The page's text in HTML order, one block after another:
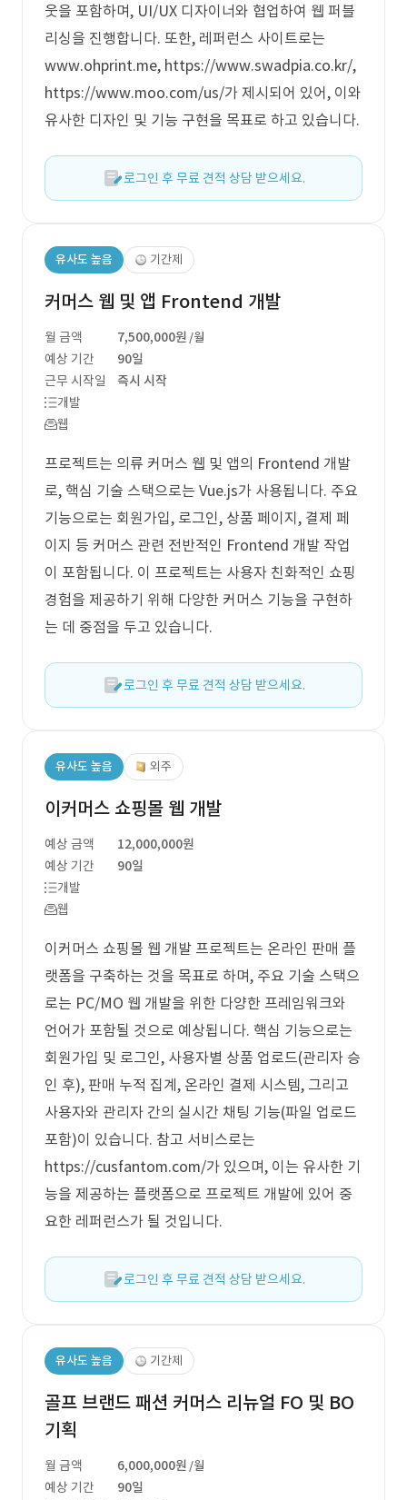
웃을 포함하며, UI/UX 디자이너와 협업하여 웹 퍼블
리싱을 진행합니다. 또한, 레퍼런스 사이트로는
www.ohprint.me, https://www.swadpia.co.kr/,
https://www.moo.com/us/가 제시되어 있어, 이와
유사한 디자인 및 기능 구현을 목표로 하고 있습니다.
로그인 후 무료 견적 상담 받으세요.
유사도 높음 기간제
커머스 웹 및 앱 Frontend 개발
월 금액 7,500,000원 /월
예상 기간
90일
근무 시작일
즉시 시작
개발
웹
프로젝트는 의류 커머스 웹 및 앱의 Frontend 개발
로, 핵심 기술 스택으로는 Vue.js가 사용됩니다. 주요
기능으로는 회원가입, 로그인, 상품 페이지, 결제 페
이지 등 커머스 관련 전반적인 Frontend 개발 작업
이 포함됩니다. 이 프로젝트는 사용자 친화적인 쇼핑
경험을 제공하기 위해 다양한 커머스 기능을 구현하
는 데 중점을 두고 있습니다.
로그인 후 무료 견적 상담 받으세요.
유사도 높음 외주
이커머스 쇼핑몰 웹 개발
예상 금액
12,000,000원
예상 기간
90일
개발
웹
이커머스 쇼핑몰 웹 개발 프로젝트는 온라인 판매 플
랫폼을 구축하는 것을 목표로 하며, 주요 기술 스택으
로는 PC/MO 웹 개발을 위한 다양한 프레임워크와
언어가 포함될 것으로 예상됩니다. 핵심 기능으로는
회원가입 및 로그인, 사용자별 상품 업로드(관리자 승
인 후), 판매 누적 집계, 온라인 결제 시스템, 그리고
사용자와 관리자 간의 실시간 채팅 기능(파일 업로드
포함)이 있습니다. 참고 서비스로는
https://cusfantom.com/가 있으며, 이는 유사한 기
능을 제공하는 플랫폼으로 프로젝트 개발에 있어 중
요한 레퍼런스가 될 것입니다.
로그인 후 무료 견적 상담 받으세요.
유사도 높음 기간제
골프 브랜드 패션 커머스 리뉴얼 FO 및 BO
기획
월 금액 6,000,000원 /월
예상 기간
90일